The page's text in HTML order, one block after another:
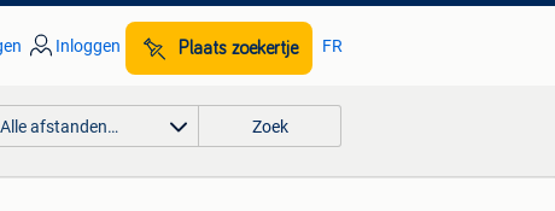
Inloggen Plaats zoekertje FR
Alle afstanden… Zoek